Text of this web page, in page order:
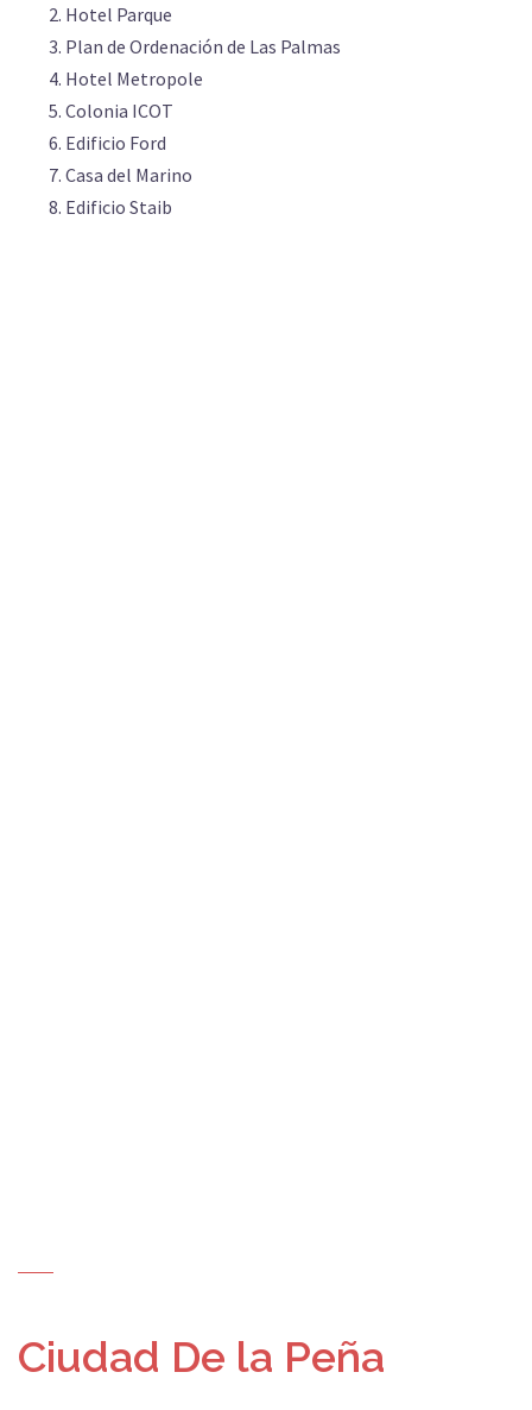
Hotel Parque
Plan de Ordenación de Las Palmas
Hotel Metropole
Colonia ICOT
Edificio Ford
Casa del Marino
Edificio Staib
Ciudad De la Peña